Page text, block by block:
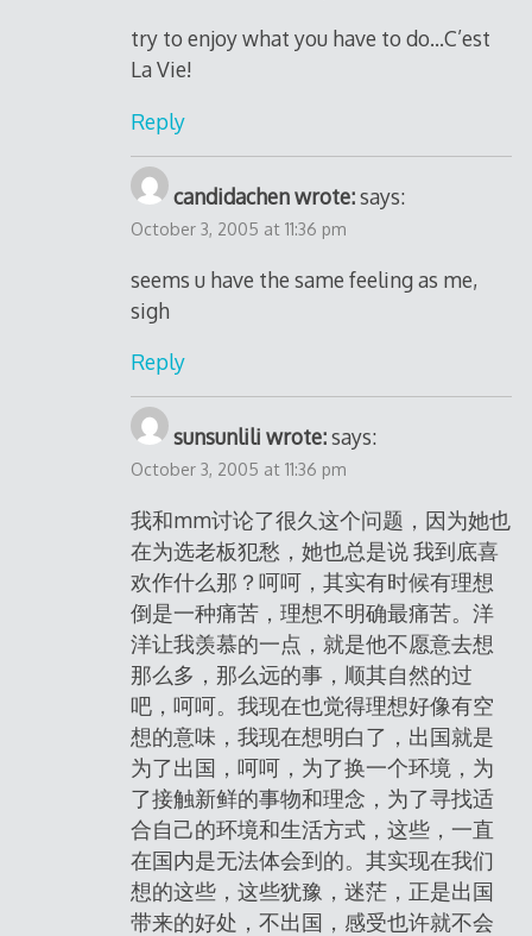
try to enjoy what you have to do…C’est
La Vie!
Reply
candidachen wrote: says:
October 3, 2005 at 11:36 pm
seems u have the same feeling as me,
sigh
Reply
sunsunlili wrote: says:
October 3, 2005 at 11:36 pm
我和mm讨论了很久这个问题，因为她也
在为选老板犯愁，她也总是说 我到底喜
欢作什么那？呵呵，其实有时候有理想
倒是一种痛苦，理想不明确最痛苦。洋
洋让我羡慕的一点，就是他不愿意去想
那么多，那么远的事，顺其自然的过
吧，呵呵。我现在也觉得理想好像有空
想的意味，我现在想明白了，出国就是
为了出国，呵呵，为了换一个环境，为
了接触新鲜的事物和理念，为了寻找适
合自己的环境和生活方式，这些，一直
在国内是无法体会到的。其实现在我们
想的这些，这些犹豫，迷茫，正是出国
带来的好处，不出国，感受也许就不会